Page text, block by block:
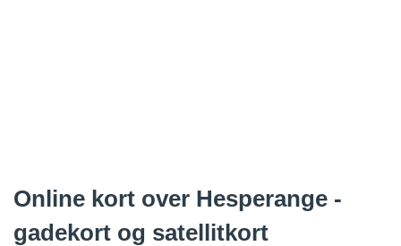
Online kort over Hesperange -
gadekort og satellitkort